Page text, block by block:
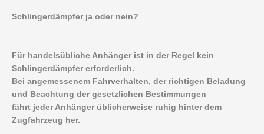
Schlingerdämpfer ja oder nein?
Für handelsübliche Anhänger ist in der Regel kein
Schlingerdämpfer erforderlich.
Bei angemessenem Fahrverhalten, der richtigen Beladung
und Beachtung der gesetzlichen Bestimmungen
fährt jeder Anhänger üblicherweise ruhig hinter dem
Zugfahrzeug her.